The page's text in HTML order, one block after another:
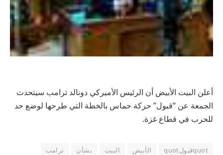
أعلن البيت الأبيض أن الرئيس الأميركي دونالد ترامب سيتحدث
الجمعة عن “قبول” حركة حماس بالخطة التي طرحها لوضع حد
للحرب في قطاع غزة.
quotقبولquot الأبيض البيت بشأن
ترامب